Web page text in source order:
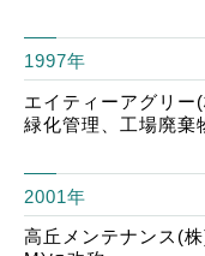
1997年
エイティーアグリー
緑化管理、工場廃棄
2001年
高丘メンテナンス(